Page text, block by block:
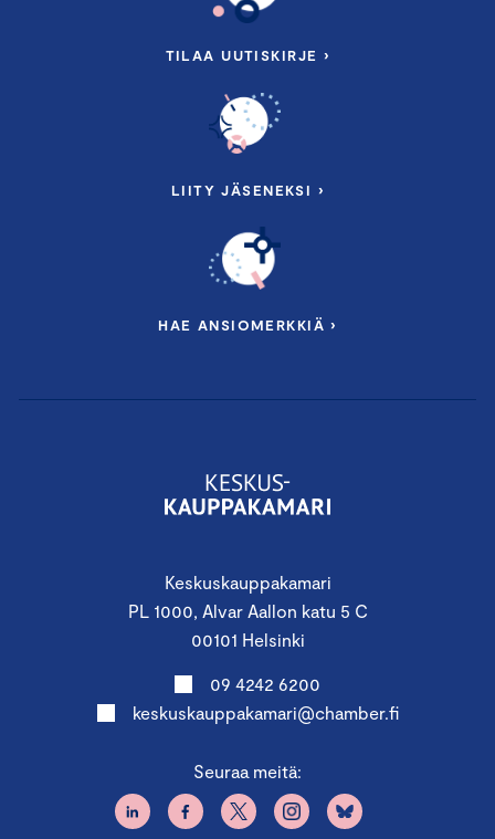
Keskuskauppakamari
PL 1000, Alvar Aallon katu 5 C
00101 Helsinki
09 4242 6200
keskuskauppakamari@chamber.fi
Seuraa meitä:
TILAA UUTISKIRJE ›
LIITY JÄSENEKSI ›
HAE ANSIOMERKKIÄ ›